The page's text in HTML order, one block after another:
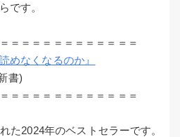
です。
＝＝＝＝＝＝＝＝＝＝＝＝
めなくなるのか』
書)
＝＝＝＝＝＝＝＝＝＝＝＝
た2024年のベストセラーです。